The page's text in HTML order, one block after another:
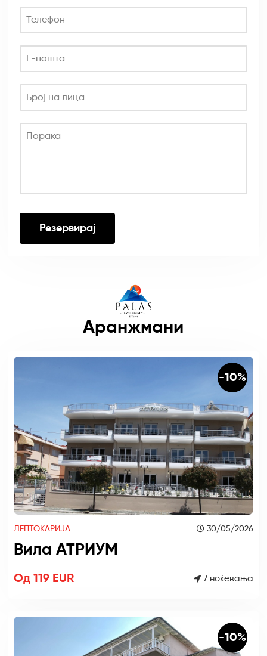
Телефон
Е-пошта
Број на лица
Порака
Резервирај
Аранжмани
-10%
ЛЕПТОКАРИЈА 30/05/2026
Вила АТРИУМ
Од 119 EUR 7 ноќевања
-10%